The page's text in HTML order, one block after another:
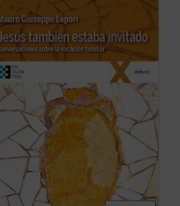
nacido del deseo de jóvenes parejas de
y esposos de ser ayudados a
en su vocación al matrimonio y
familia. Son fruto de una amistad
entre algunos laicos, preocupados
(ver ficha)